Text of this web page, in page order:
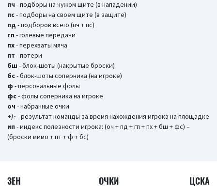
пч - подборы на чужом щите (в нападении)
пс- подборы на своем щите (в защите)
пд - подборов всего (пч + пс)
гп - голевые передачи
пх- перехваты мяча
пт - потери
бш - блок-шоты (накрытые броски)
бc- блок-шоты соперника (на игроке)
ф - персональные фолы
фс- фолы соперника на игроке
оч - набранные очки
+/- - результат команды за время нахождения игрока на площадке
ип - индекс полезности игрока: (оч + пд + гп + пх + бш + фс) –
(броски мимо + пт + ф + бс)
ЗЕН ОЧКИ ЦСКА